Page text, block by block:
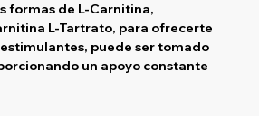
formas de L-Carnitina,
L-Tartrato, para ofrecerte
puede ser tomado
un apoyo constante